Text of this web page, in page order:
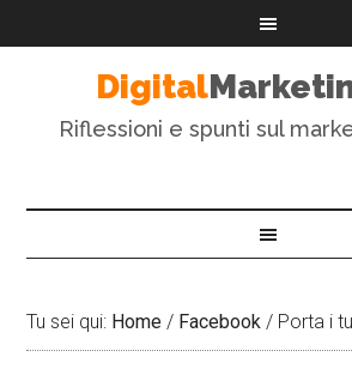
Digital
Riflessioni e spunti sul
Tu sei qui: Home / Facebook / Porta i